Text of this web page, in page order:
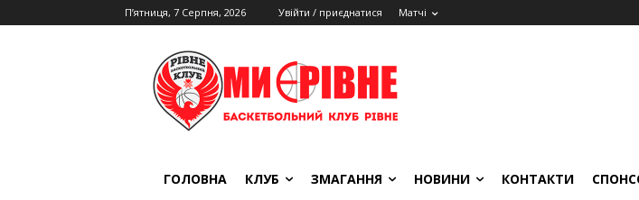
П’ятниця, 7 Серпня, 2026 Увійти / приєднатися Матчі
ГОЛОВНА КЛУБ ЗМАГАННЯ НОВИНИ КОНТАКТИ